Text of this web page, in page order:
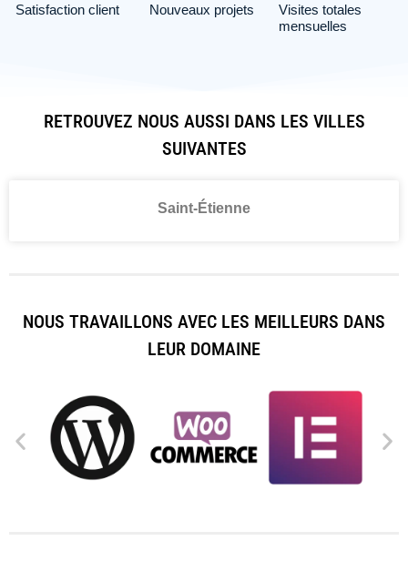
Satisfaction client Nouveaux projets
Visites totales
mensuelles
RETROUVEZ NOUS AUSSI DANS LES VILLES
SUIVANTES
Saint-Étienne
NOUS TRAVAILLONS AVEC LES MEILLEURS DANS
LEUR DOMAINE